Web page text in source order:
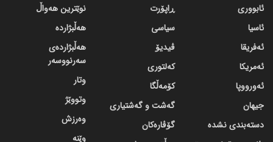
ئابووری
ئاسیا
ئەفریقا
ئەمریکا
ئەورووپا
جیهان
دسته‌بندی نشده
ڕاپۆرت
سیاسی
ڤیدیۆ
کەلتوری
کۆمەڵگا
گه‌شت و گه‌شتیاری
گۆڤاره‌کان
نوێترین هەواڵ
هەڵبژاردە
هەڵبژاردەی
سەرنووسەر
وتار
وتووێژ
وەرزش
وێنە